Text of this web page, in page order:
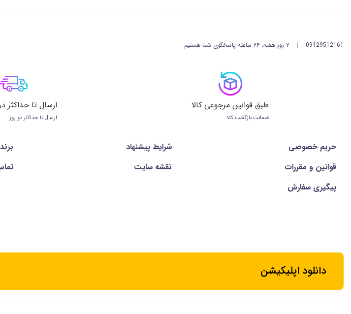
09129512161
| ۷ روز هفته، ۲۴ ساعته پاسخگوی شما هستیم
طبق قوانین مرجوعی کالا
ضمانت بازگشت کالا
ارسال تا حداکثر
ارسال تا حداکثر دو روز
حریم خصوصی شرايط پيشنهاد
قوانین و مقررات
نقشه سایت
پیگیری سفارش
دانلود اپلیکیشن